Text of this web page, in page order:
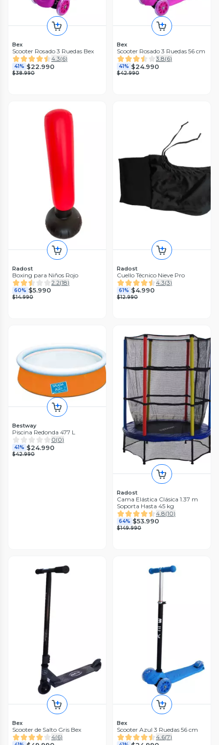
Bex
Scooter Rosado 3 Ruedas Bex
4.3(6)
41% $22.990
$38.990
Bex
Scooter Rosado 3 Ruedas 56 cm
3.8(6)
41% $24.990
$42.990
Radost
Boxing para Niños Rojo
2.2(18)
60% $5.990
$14.990
Radost
Cuello Técnico Nieve Pro
4.3(3)
61% $4.990
$12.990
Bestway
Piscina Redonda 477 L
0(0)
41% $24.990
$42.990
Radost
Cama Elástica Clásica 1.37 m
Soporta Hasta 45 kg
4.8(10)
64% $53.990
$149.990
Bex
Scooter de Salto Gris Bex
4(6)
Bex
Scooter Azul 3 Ruedas 56 cm
4.6(7)